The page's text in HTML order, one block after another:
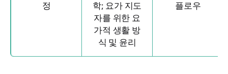
정
학; 요가 지도
자를 위한 요
가적 생활 방
식 및 윤리
플로우